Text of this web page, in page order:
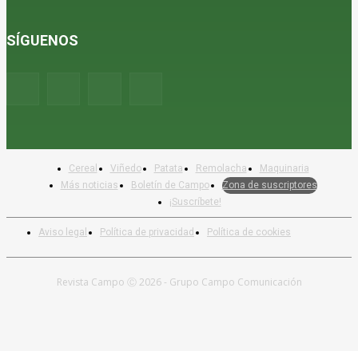
SÍGUENOS
Aviso legal Política de privacidad Política de cookies
Cereal Viñedo Patata Remolacha
Maquinaria
Más noticias
Boletín de Campo
Zona de suscriptores
¡Suscríbete!
Revista Campo Ⓒ 2026 - Grupo Campo Comunicación